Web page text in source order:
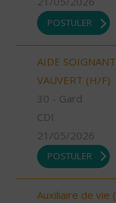
POSTULER
AIDE
VAUVERT (H/F)
30 - Gard
CDI
21/05/2026
POSTULER
Auxiliaire de vie